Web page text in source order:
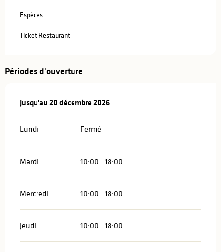
Espèces
Ticket Restaurant
Périodes d'ouverture
Du5 janvier 2026au20 décembre 2026
Jusqu'au20 décembre 2026
Lundi Fermé
Mardi 10:00 - 18:00
Mercredi 10:00 - 18:00
Jeudi 10:00 - 18:00